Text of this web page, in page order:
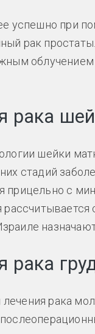
успешно при
рак
рака
шейки
стадий
прицельно с
рака
рака